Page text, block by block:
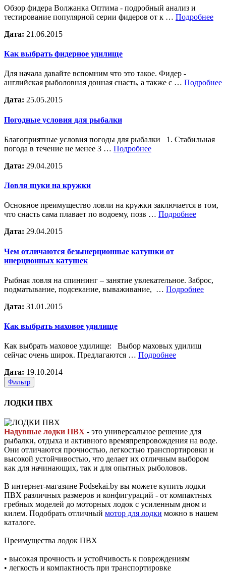
Обзор фидера Волжанка Оптима - подробный анализ и
тестирование популярной серии фидеров от к … Подробнее
Дата: 21.06.2015
Как выбрать фидерное удилище
Для начала давайте вспомним что это такое. Фидер -
английская рыболовная донная снасть, а также с … Подробнее
Дата: 25.05.2015
Погодные условия для рыбалки
Благоприятные условия погоды для рыбалки 1. Стабильная
погода в течение не менее 3 … Подробнее
Дата: 29.04.2015
Ловля щуки на кружки
Основное преимущество ловли на кружки заключается в том,
что снасть сама плавает по водоему, позв … Подробнее
Дата: 29.04.2015
Чем отличаются безынерционные катушки от
инерционных катушек
Рыбная ловля на спиннинг – занятие увлекательное. Заброс,
подматывание, подсекание, вываживание, … Подробнее
Дата: 31.01.2015
Как выбрать маховое удилище
Как выбрать маховое удилище: Выбор маховых удилищ
сейчас очень широк. Предлагаются … Подробнее
Дата: 19.10.2014
Фильтр
ЛОДКИ ПВХ
Надувные лодки ПВХ - это универсальное решение для
рыбалки, отдыха и активного времяпрепровождения на воде.
Они отличаются прочностью, легкостью транспортировки и
высокой устойчивостью, что делает их отличным выбором
как для начинающих, так и для опытных рыболовов.
В интернет-магазине Podsekai.by вы можете купить лодки
ПВХ различных размеров и конфигураций - от компактных
гребных моделей до моторных лодок с усиленным дном и
килем. Подобрать отличный мотор для лодки можно в нашем
каталоге.
Преимущества лодок ПВХ
• высокая прочность и устойчивость к повреждениям
• легкость и компактность при транспортировке